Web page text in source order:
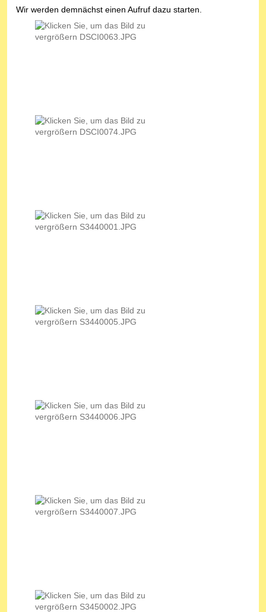
Wir werden demnächst einen Aufruf dazu starten.